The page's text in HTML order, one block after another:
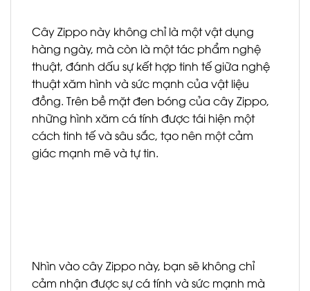
Cây Zippo này không chỉ là một vật dụng
hàng ngày, mà còn là một tác phẩm nghệ
thuật, đánh dấu sự kết hợp tinh tế giữa nghệ
thuật xăm hình và sức mạnh của vật liệu
đồng. Trên bề mặt đen bóng của cây Zippo,
những hình xăm cá tính được tái hiện một
cách tinh tế và sâu sắc, tạo nên một cảm
giác mạnh mẽ và tự tin.
Nhìn vào cây Zippo này, bạn sẽ không chỉ
cảm nhận được sự cá tính và sức mạnh mà